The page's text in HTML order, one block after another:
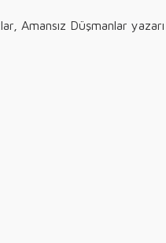
Amansız Düşmanlar yazarı